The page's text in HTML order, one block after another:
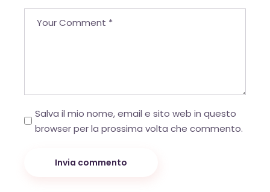
Salva il mio nome, email e sito web in questo
browser per la prossima volta che commento.
Invia commento